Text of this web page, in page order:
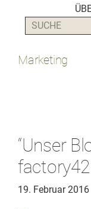
PR-
Agenturen
SUCHE
Marketing
“Unser
19. Februar 2016